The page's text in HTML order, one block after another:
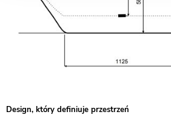
Design, który definiuje przestrzeń